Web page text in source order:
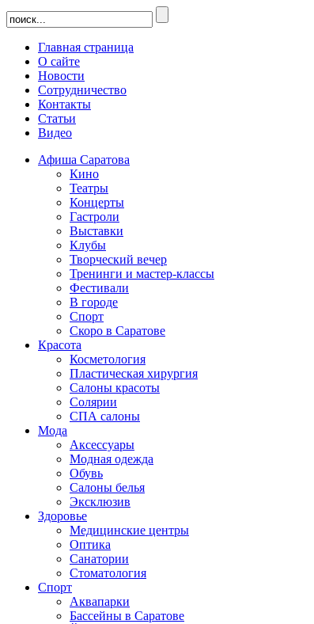
Главная страница
О сайте
Новости
Сотрудничество
Контакты
Статьи
Видео
Афиша Саратова
Кино
Театры
Концерты
Гастроли
Выставки
Клубы
Творческий вечер
Тренинги и мастер-классы
Фестивали
В городе
Спорт
Скоро в Саратове
Красота
Косметология
Пластическая хирургия
Салоны красоты
Солярии
СПА салоны
Мода
Аксессуары
Модная одежда
Обувь
Салоны белья
Эксклюзив
Здоровье
Медицинские центры
Оптика
Санатории
Стоматология
Спорт
Аквапарки
Бассейны в Саратове